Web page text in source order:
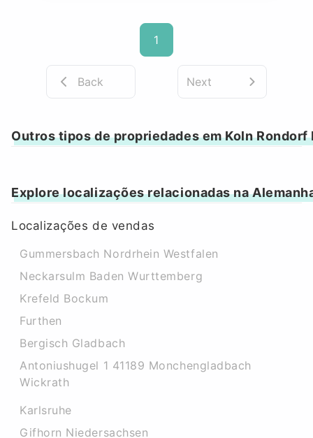
1
Back Next
Outros tipos de propriedades em Koln
Explore localizações relacionadas na
Localizações de vendas
Gummersbach Nordrhein Westfalen
Neckarsulm Baden Wurttemberg
Krefeld Bockum
Furthen
Bergisch Gladbach
Antoniushugel 1 41189 Monchengladbach
Wickrath
Karlsruhe
Gifhorn Niedersachsen